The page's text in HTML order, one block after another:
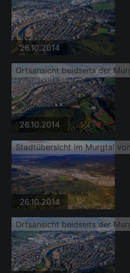
26.10.2014
26.10.2014
26.10.2014